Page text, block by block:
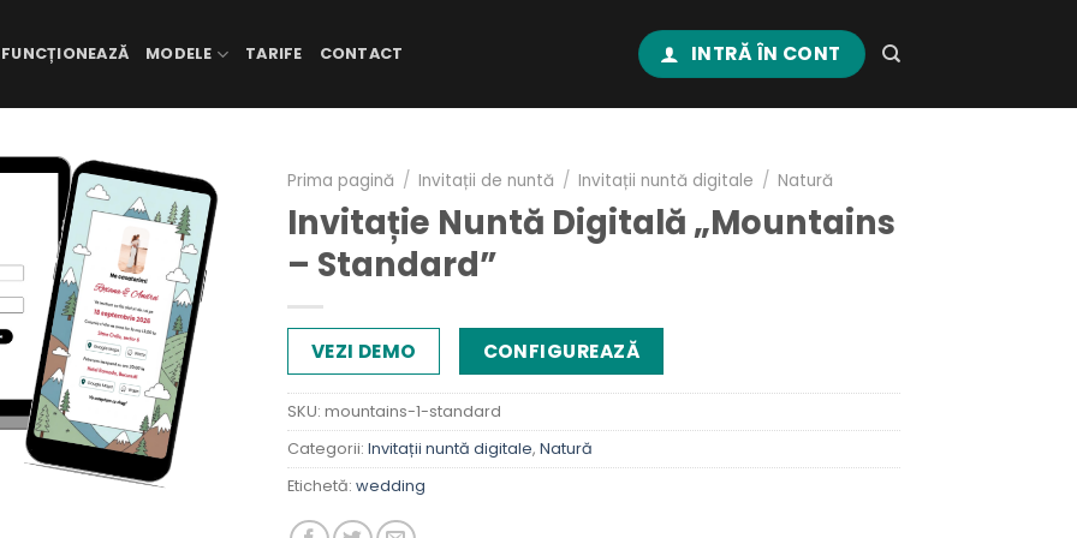
MODELE TARIFE CONTACT INTRĂ ÎN CONT
Prima pagină / Invitații de nuntă / Invitații nuntă digitale / Natură
Invitație Nuntă Digitală „Mountains
– Standard”
VEZI DEMO CONFIGUREAZĂ
SKU: mountains-1-standard
Categorii: Invitații nuntă digitale, Natură
Etichetă: wedding